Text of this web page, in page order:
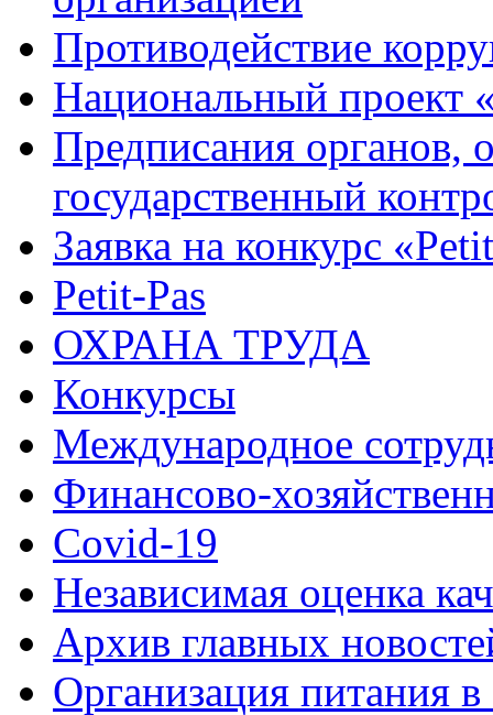
Противодействие
Национальный проект
Предписания органов,
государственный
Заявка на конкурс
Petit-Pas
ОХРАНА ТРУДА
Конкурсы
Международное
Финансово-
Covid-19
Независимая оценка
Архив главных
Организация питания в